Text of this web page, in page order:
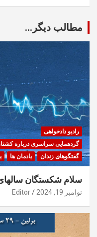
مطالب دیگر...
رادیو دادخواهی
گردهمایی سراسری درباره
گفتگوهای زندان
یادمان ها
سلام شکستگان
نوامبر 19, 2024 Editor